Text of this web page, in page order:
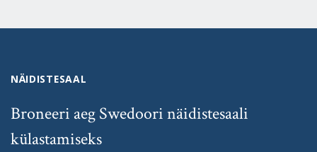
NÄIDISTESAAL
Broneeri aeg Swedoori näidistesaali
külastamiseks